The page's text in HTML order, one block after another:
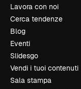
Lavora con noi
Cerca tendenze
Blog
Eventi
Slidesgo
Vendi i tuoi contenuti
Sala stampa